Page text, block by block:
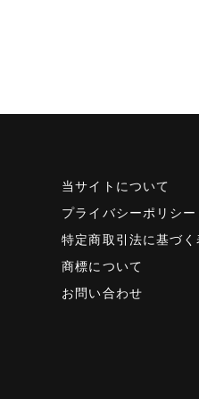
当サイトについて
プライバシーポリシー
特定商取引法に基づ
商標について
お問い合わせ